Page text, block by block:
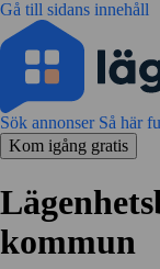
Gå till sidans innehåll
Sök annonser Så här
Kom igång gratis
kommun